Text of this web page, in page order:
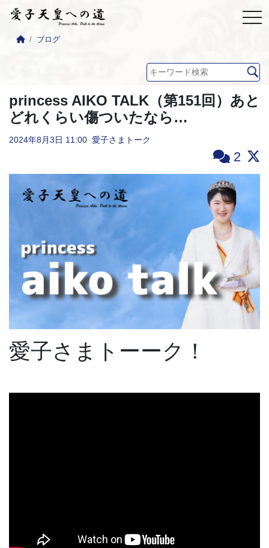
ブログ
princess AIKO TALK（第151回）あと
どれくらい傷ついたなら…
2024年8月3日 11:00 愛子さまトーク
2
愛子さまトーーク！